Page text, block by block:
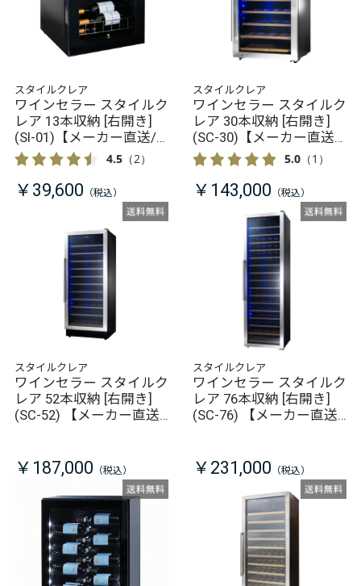
スタイルクレア
ワインセラー スタイルク
レア 13本収納 [右開き]
(SI-01)【メーカー直送/
同梱不可】
4.5（2）
￥39,600
スタイルクレア
ワインセラー スタイルク
レア 30本収納 [右開き]
(SC-30)【メーカー直送/
同梱不可】
5.0（1）
￥143,000
スタイルクレア
ワインセラー スタイルク
レア 52本収納 [右開き]
(SC-52) 【メーカー直送/
￥187,000
スタイルクレア
ワインセラー スタイルク
レア 76本収納 [右開き]
(SC-76) 【メーカー直送/
￥231,000